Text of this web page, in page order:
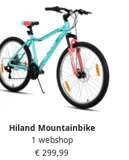
Hiland Mountainbike
Dames 27 Inch 18
Versnellingen Lichtgewicht
1 webshop
€ 299,99